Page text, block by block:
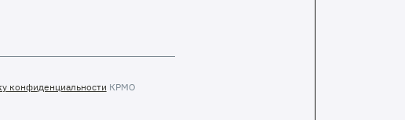
конфиденциальности КРМО